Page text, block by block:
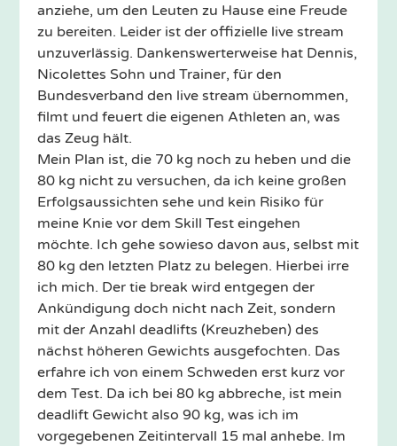
anziehe, um den Leuten zu Hause eine Freude
zu bereiten. Leider ist der offizielle live stream
unzuverlässig. Dankenswerterweise hat Dennis,
Nicolettes Sohn und Trainer, für den
Bundesverband den live stream übernommen,
filmt und feuert die eigenen Athleten an, was
das Zeug hält.
Mein Plan ist, die 70 kg noch zu heben und die
80 kg nicht zu versuchen, da ich keine großen
Erfolgsaussichten sehe und kein Risiko für
meine Knie vor dem Skill Test eingehen
möchte. Ich gehe sowieso davon aus, selbst mit
80 kg den letzten Platz zu belegen. Hierbei irre
ich mich. Der tie break wird entgegen der
Ankündigung doch nicht nach Zeit, sondern
mit der Anzahl deadlifts (Kreuzheben) des
nächst höheren Gewichts ausgefochten. Das
erfahre ich von einem Schweden erst kurz vor
dem Test. Da ich bei 80 kg abbreche, ist mein
deadlift Gewicht also 90 kg, was ich im
vorgegebenen Zeitintervall 15 mal anhebe. Im